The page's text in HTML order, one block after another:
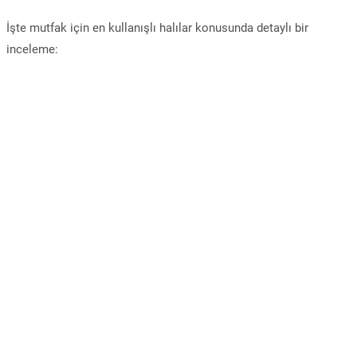
İşte mutfak için en kullanışlı halılar konusunda detaylı bir
inceleme: